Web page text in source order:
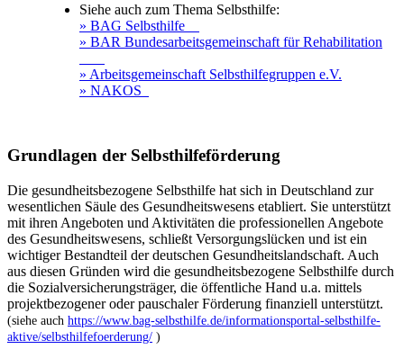
Siehe auch zum Thema Selbsthilfe:
» BAG Selbsthilfe
» BAR Bundesarbeitsgemeinschaft für Rehabilitation
» Arbeitsgemeinschaft Selbsthilfegruppen e.V.
» NAKOS
Grundlagen der Selbsthilfeförderung
Die gesundheitsbezogene Selbsthilfe hat sich in Deutschland zur
wesentlichen Säule des Gesundheitswesens etabliert. Sie unterstützt
mit ihren Angeboten und Aktivitäten die professionellen Angebote
des Gesundheitswesens, schließt Versorgungslücken und ist ein
wichtiger Bestandteil der deutschen Gesundheitslandschaft. Auch
aus diesen Gründen wird die gesundheitsbezogene Selbsthilfe durch
die Sozialversicherungsträger, die öffentliche Hand u.a. mittels
projektbezogener oder pauschaler Förderung finanziell unterstützt.
(siehe auch https://www.bag-selbsthilfe.de/informationsportal-selbsthilfe-
aktive/selbsthilfefoerderung/ )